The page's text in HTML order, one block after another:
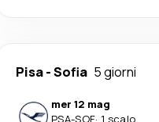
Pisa-Sofia 5 giorni
mer 12 mag
PSA-SOF· 1 scalo